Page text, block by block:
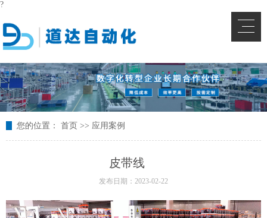
?
您的位置： 首页 >> 应用案例
皮带线
发布日期：2023-02-22